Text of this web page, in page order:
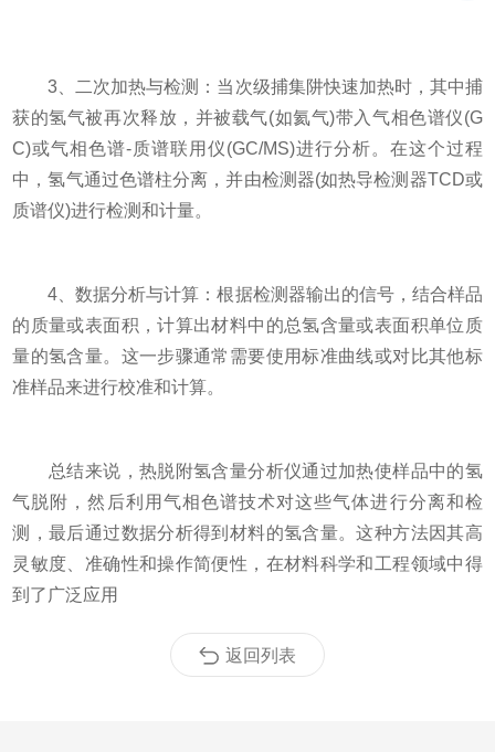
3、二次加热与检测：当次级捕集阱快速加热时，其中捕
获的氢气被再次释放，并被载气(如氦气)带入气相色谱仪(G
C)或气相色谱-质谱联用仪(GC/MS)进行分析。在这个过程
中，氢气通过色谱柱分离，并由检测器(如热导检测器TCD或
质谱仪)进行检测和计量。
4、数据分析与计算：根据检测器输出的信号，结合样品
的质量或表面积，计算出材料中的总氢含量或表面积单位质
量的氢含量。这一步骤通常需要使用标准曲线或对比其他标
准样品来进行校准和计算。
总结来说，热脱附氢含量分析仪通过加热使样品中的氢
气脱附，然后利用气相色谱技术对这些气体进行分离和检
测，最后通过数据分析得到材料的氢含量。这种方法因其高
灵敏度、准确性和操作简便性，在材料科学和工程领域中得
到了广泛应用
返回列表